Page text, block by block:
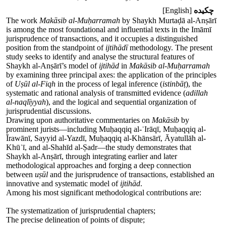
چکیده [English]
The work Makāsib al-Muḥarramah by Shaykh Murtaḍā al-Anṣārī
is among the most foundational and influential texts in the Imāmī
jurisprudence of transactions, and it occupies a distinguished
position from the standpoint of ijtihādīmethodology. The present
study seeks to identify and analyse the structural features of
Shaykh al-Anṣārī’s model of ijtihād in Makāsib al-Muḥarramah
by examining three principal axes: the application of the principles
of Uṣūl al-Fiqh in the process of legal inference (istinbāṭ), the
systematic and rational analysis of transmitted evidence (adillah
al-naqlīyyah), and the logical and sequential organization of
jurisprudential discussions.
Drawing upon authoritative commentaries on Makāsib by
prominent jurists—including Muḥaqqiq al-ʿIrāqī, Muḥaqqiq al-
Īrawānī, Sayyid al-Yazdī, Muḥaqqiq al-Khānsārī, Āyatullāh al-
Khūʾī, and al-Shahīd al-Ṣadr—the study demonstrates that
Shaykh al-Anṣārī, through integrating earlier and later
methodological approaches and forging a deep connection
between uṣūl and the jurisprudence of transactions, established an
innovative and systematic model of ijtihād.
Among his most significant methodological contributions are:
The systematization of jurisprudential chapters;
The precise delineation of points of dispute;